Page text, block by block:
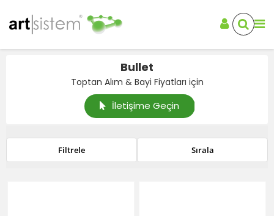
Bullet
Toptan Alım & Bayi Fiyatları için
İletişime Geçin
Filtrele Sırala